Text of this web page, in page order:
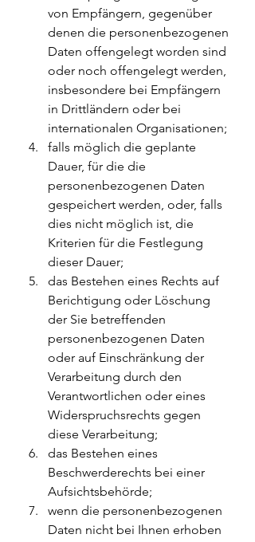
von Empfängern, gegenüber
denen die personenbezogenen
Daten offengelegt worden sind
oder noch offengelegt werden,
insbesondere bei Empfängern
in Drittländern oder bei
internationalen Organisationen;
falls möglich die geplante
Dauer, für die die
personenbezogenen Daten
gespeichert werden, oder, falls
dies nicht möglich ist, die
Kriterien für die Festlegung
dieser Dauer;
das Bestehen eines Rechts auf
Berichtigung oder Löschung
der Sie betreffenden
personenbezogenen Daten
oder auf Einschränkung der
Verarbeitung durch den
Verantwortlichen oder eines
Widerspruchsrechts gegen
diese Verarbeitung;
das Bestehen eines
Beschwerderechts bei einer
Aufsichtsbehörde;
wenn die personenbezogenen
Daten nicht bei Ihnen erhoben